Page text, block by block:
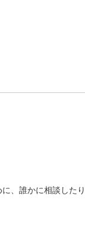
、誰かに相談した